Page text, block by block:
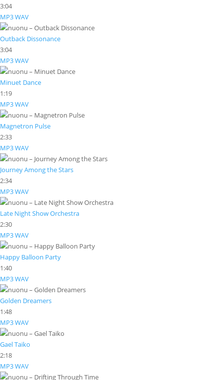
3:04
MP3WAV
Outback Dissonance
3:04
MP3WAV
Minuet Dance
1:19
MP3WAV
Magnetron Pulse
2:33
MP3WAV
Journey Among the Stars
2:34
MP3WAV
Late Night Show Orchestra
2:30
MP3WAV
Happy Balloon Party
1:40
MP3WAV
Golden Dreamers
1:48
MP3WAV
Gael Taiko
2:18
MP3WAV